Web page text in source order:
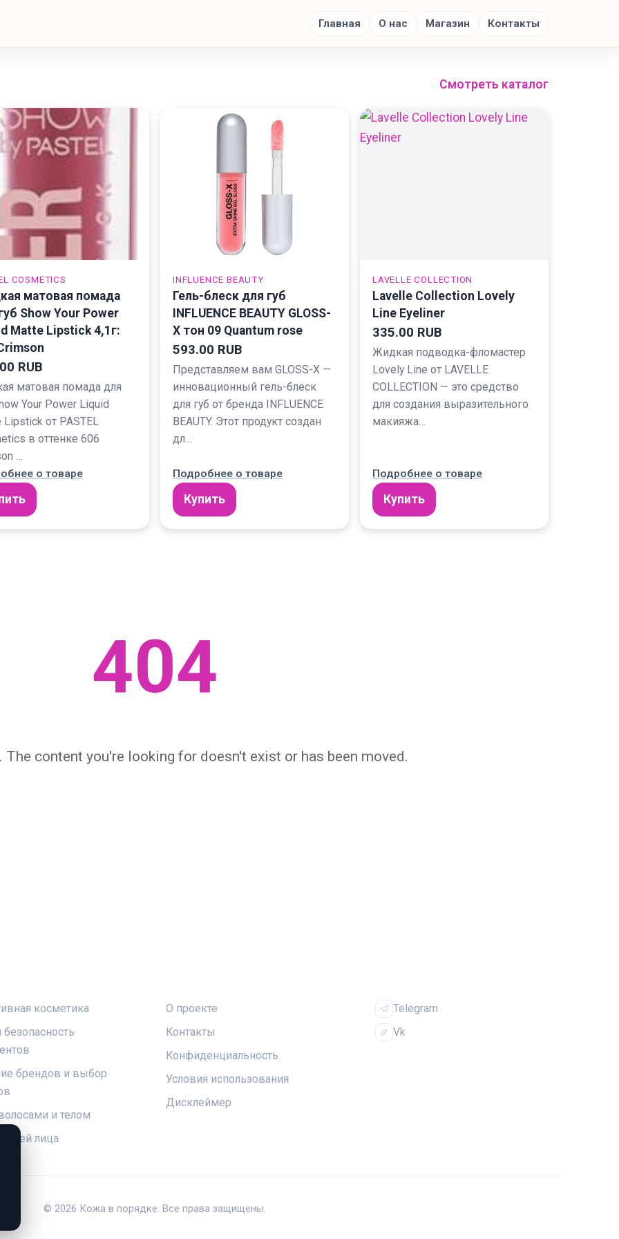
Главная О нас Магазин Контакты
Смотреть каталог
COSMETICS
матовая помада
Show Your Power
Matte Lipstick 4,1г:
RUB
матовая помада для
Your Power Liquid
Lipstick от PASTEL
в оттенке 606
…
о товаре
INFLUENCE BEAUTY
Гель-блеск для губ
INFLUENCE BEAUTY GLOSS-
X тон 09 Quantum rose
593.00 RUB
Представляем вам GLOSS-X —
инновационный гель-блеск
для губ от бренда INFLUENCE
BEAUTY. Этот продукт создан
дл…
Подробнее о товаре
Купить
LAVELLE COLLECTION
Lavelle Collection Lovely
Line Eyeliner
335.00 RUB
Жидкая подводка-фломастер
Lovely Line от LAVELLE
COLLECTION — это средство
для создания выразительного
макияжа…
Подробнее о товаре
Купить
404
The content you're looking for doesn't exist or has been moved.
косметика
безопасность
брендов и выбор
и телом
лица
О проекте
Контакты
Конфиденциальность
Условия использования
Дисклеймер
Telegram
Vk
© 2026 Кожа в порядке. Все права защищены.